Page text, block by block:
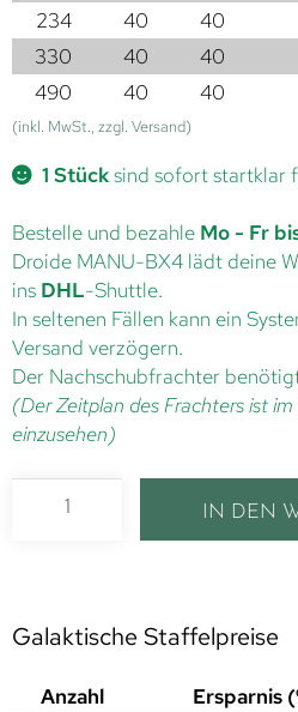
234
40 40
330
40 40
490
40 40
(inkl. MwSt., zzgl. Versand)
1 Stücksind sofort startklar
Bestelle und bezahle Mo - Fr
Droide MANU-BX4 lädt deine
ins DHL-Shuttle.
In seltenen Fällen kann ein
Versand verzögern.
Der Nachschubfrachter
(Der Zeitplan des Frachters ist
einzusehen)
IN DEN
Galaktische Staffelpreise
Anzahl Ersparnis